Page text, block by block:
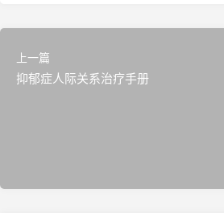
上一篇
抑郁症人际关系治疗手册